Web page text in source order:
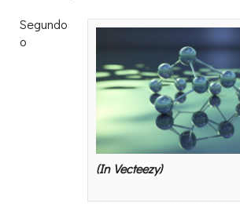
(In Vecteezy)
Segundo
o